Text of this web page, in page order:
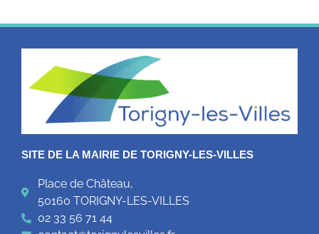
SITE DE LA MAIRIE DE TORIGNY-LES-VILLES
Place de Château,
50160 TORIGNY-LES-VILLES
02 33 56 71 44